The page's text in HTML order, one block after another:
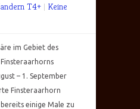
T4+ | Keine
im Gebiet des
– 1. September
Finsteraarhorn
einige Male zu